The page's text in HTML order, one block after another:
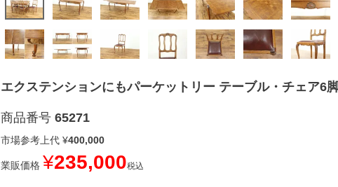
エクステンションにもパーケットリー テーブル・チェア6
商品番号 65271
市場参考上代 ¥400,000
業販価格 ¥235,000税込